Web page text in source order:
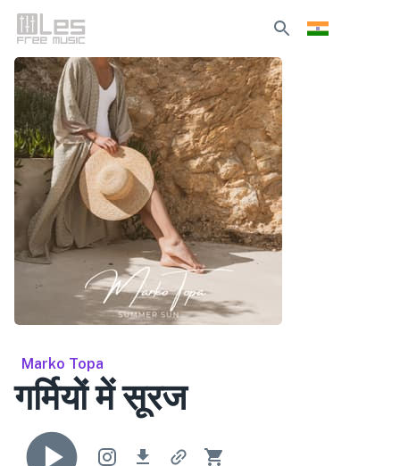
Marko Topa
गर्मियों में सूरज